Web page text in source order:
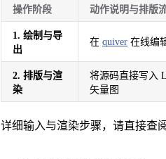
操作阶段 动作说明与排版
1. 绘制与导
出
在 quiver 在线编
2. 排版与渲
染
将源码直接写入
矢量图
详细输入与渲染步骤，请直接查阅